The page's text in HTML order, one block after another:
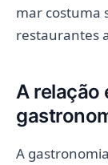
mar costuma
restaurantes
A relação
A